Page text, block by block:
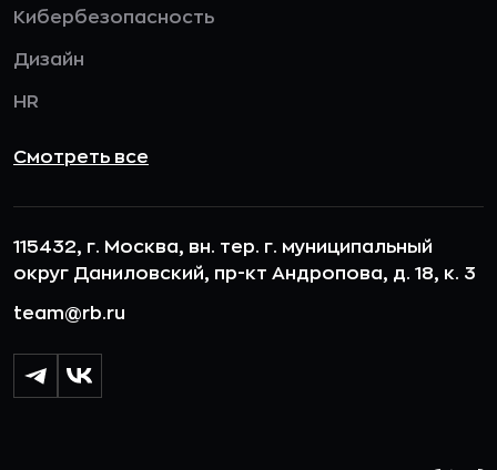
Кибербезопасность
Дизайн
HR
Смотреть все
115432, г. Москва, вн. тер. г. муниципальный
округ Даниловский, пр-кт Андропова, д. 18, к. 3
team@rb.ru